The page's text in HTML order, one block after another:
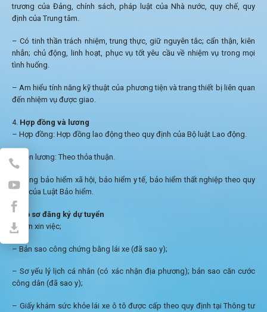
trương của Đảng, chính sách, pháp luật của Nhà nước, quy chế, quy
định của Trung tâm.
– Có tinh thần trách nhiệm, trung thực, giữ nguyên tắc; cẩn thận, kiên
nhẫn; chủ động, linh hoạt, phục vụ tốt yêu cầu về nhiệm vụ trong mọi
tình huống.
– Am hiểu tính năng kỹ thuật của phương tiện và trang thiết bị liên quan
đến nhiệm vụ được giao.
Hợp đồng và lương
– Hợp đồng: Hợp đồng lao động theo quy định của Bộ luật Lao động.
Tiền lương: Theo thỏa thuận.
– Đóng bảo hiểm xã hội, bảo hiểm y tế, bảo hiểm thất nghiệp theo quy
định của Luật Bảo hiểm.
Hồ sơ đăng ký dự tuyển
– Đơn xin việc;
– Bản sao công chứng bằng lái xe (đã sao y);
– Sơ yếu lý lịch cá nhân (có xác nhận địa phương); bản sao căn cước
công dân (đã sao y);
– Giấy khám sức khỏe lái xe ô tô được cấp theo quy định tạiThông tư